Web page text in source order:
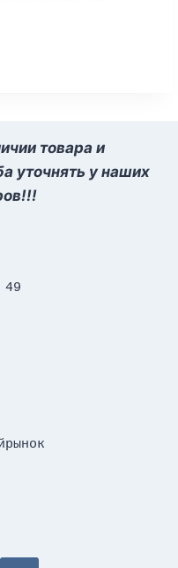
товара и
уточнять у наших